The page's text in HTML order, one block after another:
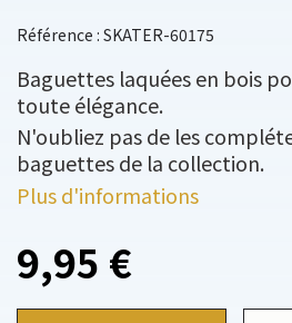
Référence : SKATER-60175
Baguettes laquées en bois
toute élégance.
N'oubliez pas de les
baguettes de la collection.
Plus d'informations
9,95 €